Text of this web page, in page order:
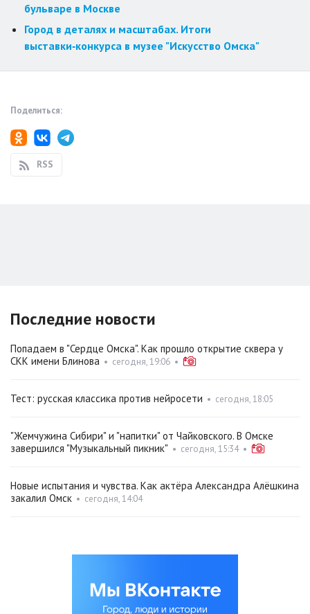
бульваре в Москве
Город в деталях и масштабах. Итоги
выставки‑конкурса в музее "Искусство Омска"
Поделиться:
RSS
Последние новости
Попадаем в "Сердце Омска". Как прошло открытие сквера у
СКК имени Блинова • сегодня, 19:06 •
Тест: русская классика против нейросети • сегодня, 18:05
"Жемчужина Сибири" и "напитки" от Чайковского. В Омске
завершился "Музыкальный пикник" • сегодня, 15:34•
Новые испытания и чувства. Как актёра Александра Алёшкина
закалил Омск • сегодня, 14:04